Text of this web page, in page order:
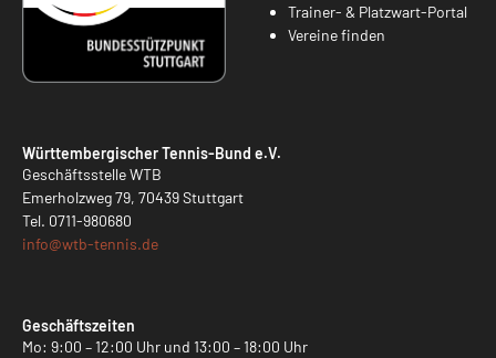
Trainer- & Platzwart-Portal
Vereine finden
Württembergischer Tennis-Bund e.V.
Geschäftsstelle WTB
Emerholzweg 79, 70439 Stuttgart
Tel. 0711-980680
info@wtb-tennis.de
Geschäftszeiten
Mo: 9:00 – 12:00 Uhr und 13:00 – 18:00 Uhr